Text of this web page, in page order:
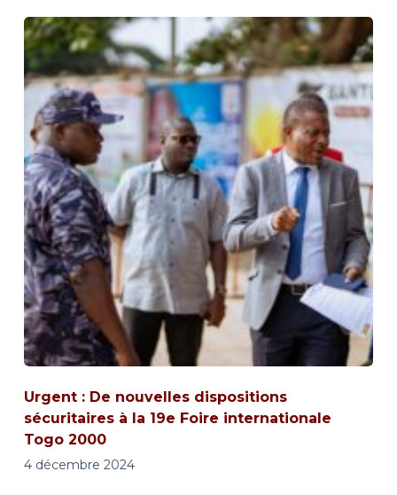
Urgent : De nouvelles dispositions
sécuritaires à la 19e Foire internationale
Togo 2000
4 décembre 2024